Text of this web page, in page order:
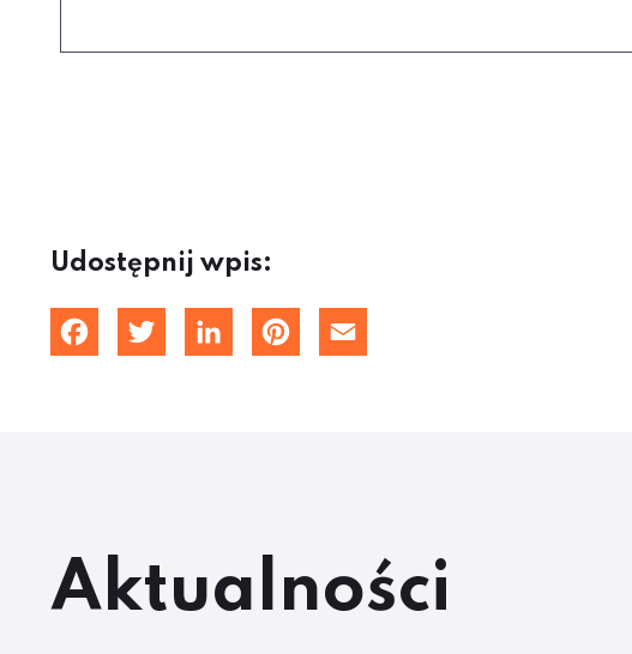
Udostępnij wpis:
FacebookTwitterLinkedInPinterestEmail
Aktualności